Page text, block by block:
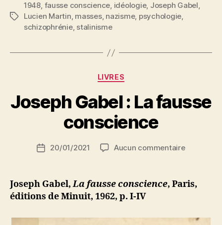
L’âme
néo-
Étiquettes
1948, fausse conscience, idéologie, Joseph Gabel,
Lucien Martin, masses, nazisme, psychologie,
schizophrénie, stalinisme
Catégories
LIVRES
Joseph Gabel : La fausse
conscience
de
a
N
ji
b
Date20/01/2021 Aucun commentairesur
Joseph Gabel,La fausse conscience, Paris,
éditions de Minuit, 1962, p. I-IV